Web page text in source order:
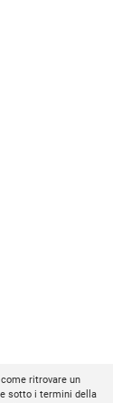
ritrovare un
sotto i termini della